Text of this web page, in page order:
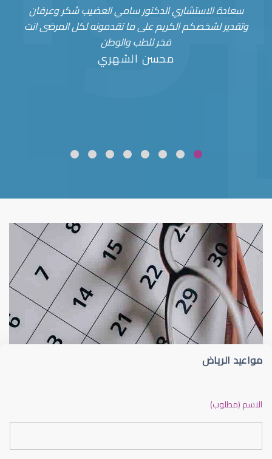
سعادة الاستشاري الدكتور سامي العضيب شكر وعرفان
وتقدير لشخصكم الكريم على ما تقدمونه لكل المرضى انت
فخر للطب والوطن
محسن الشهري
قلوبال لرعاية العين ضعف نظر
مواعيد الرياض
الاسم (مطلوب)